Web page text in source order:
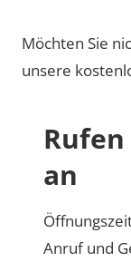
Möchten Sie
unsere
an
Anruf und